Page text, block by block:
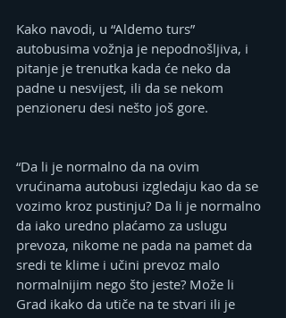
Kako navodi, u “Aldemo turs”
autobusima vožnja je nepodnošljiva, i
pitanje je trenutka kada će neko da
padne u nesvijest, ili da se nekom
penzioneru desi nešto još gore.
“Da li je normalno da na ovim
vrućinama autobusi izgledaju kao da se
vozimo kroz pustinju? Da li je normalno
da iako uredno plaćamo za uslugu
prevoza, nikome ne pada na pamet da
sredi te klime i učini prevoz malo
normalnijim nego što jeste? Može li
Grad ikako da utiče na te stvari ili je